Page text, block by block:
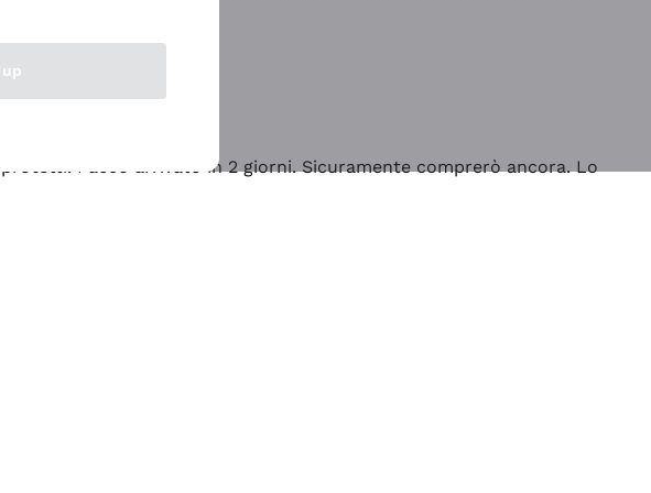
Pacco arrivato in 2 giorni. Sicuramente comprerò ancora. Lo